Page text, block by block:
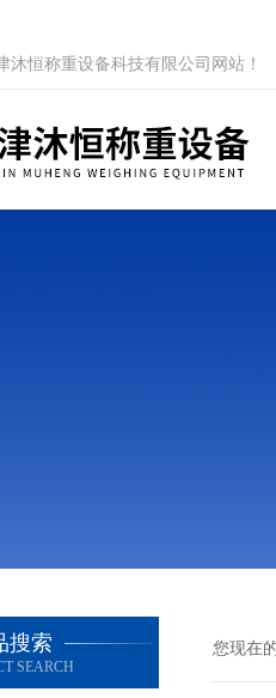
沐恒称重设备科技有限公司网站！
搜索
SEARCH
您现在